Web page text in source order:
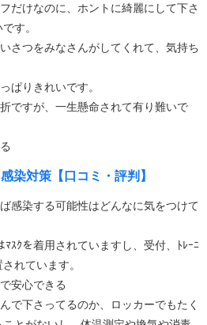
だけなのに、ホントに綺麗にして下さ
す。
さつをみなさんがしてくれて、気持ち
ぱりきれいです。
ですが、一生懸命されて有り難いで
染対策【口コミ・評判】
感染する可能性はどんなに気をつけて
ﾏｽｸを着用されていますし、受付、ﾄﾚｰﾆ
れています。
安心できる
で下さってるのか、ロッカーでもたく